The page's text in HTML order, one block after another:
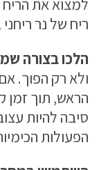
למצוא את
ריח של נר
הלכו בצורה
ולא רק הפוך.
הראש, תוך זמן
סיבה להיות
הפעולות